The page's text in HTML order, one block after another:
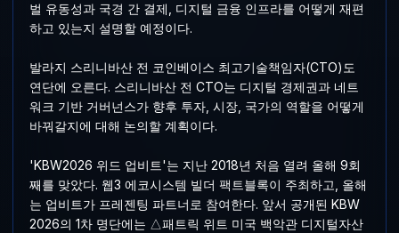
벌 유동성과 국경 간 결제, 디지털 금융 인프라를 어떻게 재편
하고 있는지 설명할 예정이다.
발라지 스리니바산 전 코인베이스 최고기술책임자(CTO)도
연단에 오른다. 스리니바산 전 CTO는 디지털 경제권과 네트
워크 기반 거버넌스가 향후 투자, 시장, 국가의 역할을 어떻게
바꿔갈지에 대해 논의할 계획이다.
'KBW2026 위드 업비트'는 지난 2018년 처음 열려 올해 9회
째를 맞았다. 웹3 에코시스템 빌더 팩트블록이 주최하고, 올해
는 업비트가 프레젠팅 파트너로 참여한다. 앞서 공개된 KBW
2026의 1차 명단에는 △패트릭 위트 미국 백악관 디지털자산